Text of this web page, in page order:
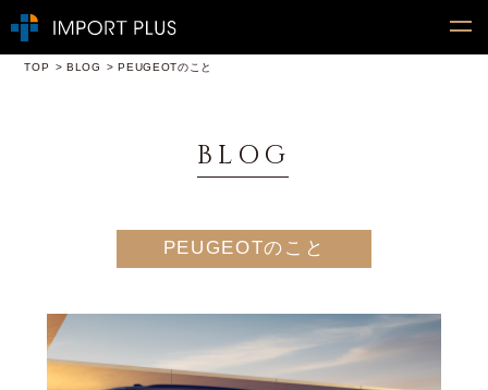
TOP BLOG PEUGEOTのこと
BLOG
PEUGEOTのこと